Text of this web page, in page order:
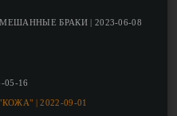
БРАКИ | 2023-06-08
16
| 2022-09-01